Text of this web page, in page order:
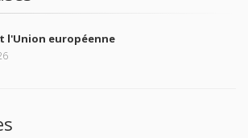
l'Union européenne